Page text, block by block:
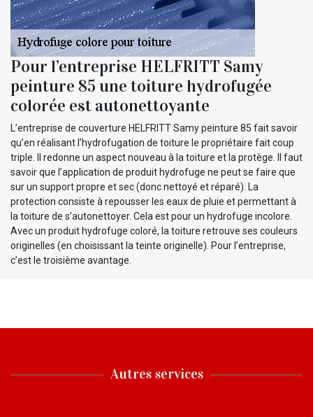
Pour l’entreprise HELFRITT Samy
peinture 85 une toiture hydrofugée
colorée est autonettoyante
L’entreprise de couverture HELFRITT Samy peinture 85 fait savoir
qu’en réalisant l’hydrofugation de toiture le propriétaire fait coup
triple. Il redonne un aspect nouveau à la toiture et la protège. Il faut
savoir que l’application de produit hydrofuge ne peut se faire que
sur un support propre et sec (donc nettoyé et réparé). La
protection consiste à repousser les eaux de pluie et permettant à
la toiture de s’autonettoyer. Cela est pour un hydrofuge incolore.
Avec un produit hydrofuge coloré, la toiture retrouve ses couleurs
originelles (en choisissant la teinte originelle). Pour l’entreprise,
c’est le troisième avantage.
Autres services